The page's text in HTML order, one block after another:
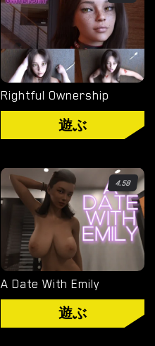
Rightful Ownership
遊ぶ
4.58
A Date With Emily
遊ぶ